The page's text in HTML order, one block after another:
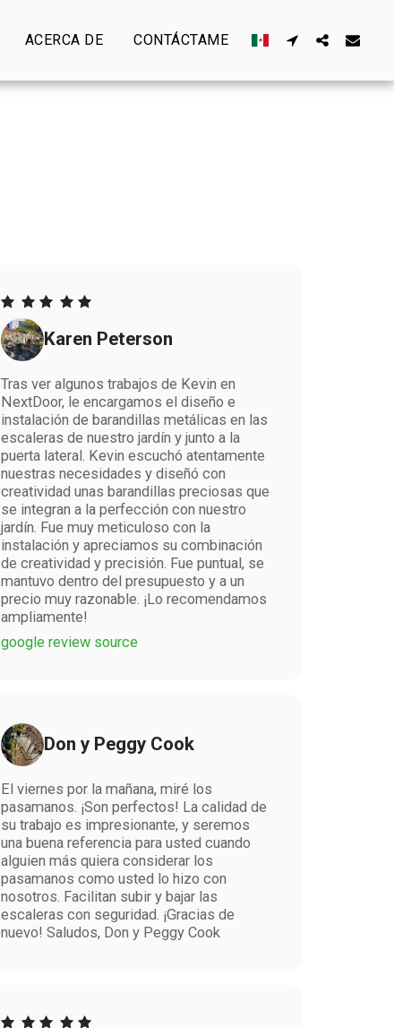
ACERCA DE CONTÁCTAME
Karen Peterson
Tras ver algunos trabajos de Kevin en
NextDoor, le encargamos el diseño e
instalación de barandillas metálicas en las
escaleras de nuestro jardín y junto a la
puerta lateral. Kevin escuchó atentamente
nuestras necesidades y diseñó con
creatividad unas barandillas preciosas que
se integran a la perfección con nuestro
jardín. Fue muy meticuloso con la
instalación y apreciamos su combinación
de creatividad y precisión. Fue puntual, se
mantuvo dentro del presupuesto y a un
precio muy razonable. ¡Lo recomendamos
ampliamente!
google review source
Don y Peggy Cook
El viernes por la mañana, miré los
pasamanos. ¡Son perfectos! La calidad de
su trabajo es impresionante, y seremos
una buena referencia para usted cuando
alguien más quiera considerar los
pasamanos como usted lo hizo con
nosotros. Facilitan subir y bajar las
escaleras con seguridad. ¡Gracias de
nuevo! Saludos, Don y Peggy Cook